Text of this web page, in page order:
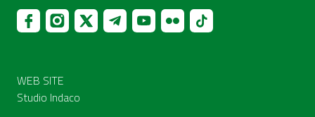
WEB SITE
Studio Indaco